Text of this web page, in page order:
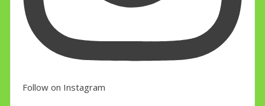
Follow on Instagram